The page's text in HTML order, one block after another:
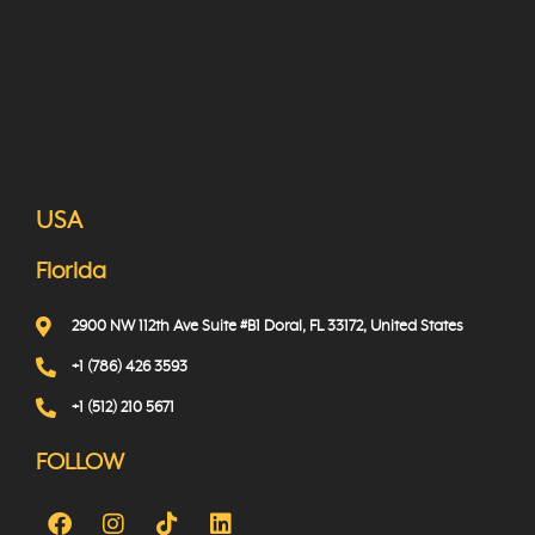
USA
Florida
2900 NW 112th Ave Suite #B1 Doral, FL 33172, United States
+1 (786) 426 3593
+1 (512) 210 5671
FOLLOW